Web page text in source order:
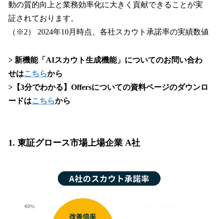
動の質的向上と業務効率化に大きく貢献できることが実
証されております。
（※2） 2024年10月時点、各社スカウト承諾率の実績数値
> 新機能「AIスカウト生成機能」についてのお問い合わ
せはこちらから
>【3分でわかる】Offersについての資料ページのダウンロ
ードはこちらから
1. 東証グロース市場上場企業 A社